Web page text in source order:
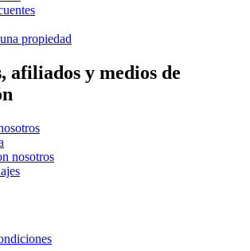
propiedad
afiliados y medios de
nosotros